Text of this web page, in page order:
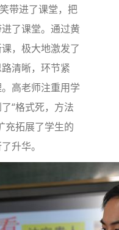
带进了课堂，把
了课堂。通过黄
，极大地激发了
清晰，环节紧
高老师注重用学
“格式死，方法
充拓展了学生的
升华。